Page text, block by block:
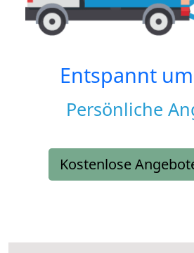
Entspannt
Persönliche
Kostenlose